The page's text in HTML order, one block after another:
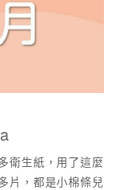
衛生紙，用了這麼
片，都是小棉條兒